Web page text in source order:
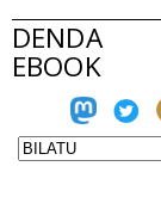
DENDA
EBOOK